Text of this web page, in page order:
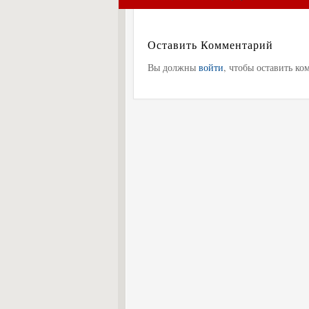
Оставить Комментарий
Вы должны войти, чтобы оставить